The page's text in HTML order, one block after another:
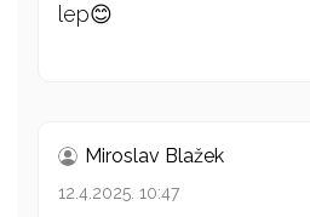
lep😊
Miroslav Blažek
12.4.2025. 10:47